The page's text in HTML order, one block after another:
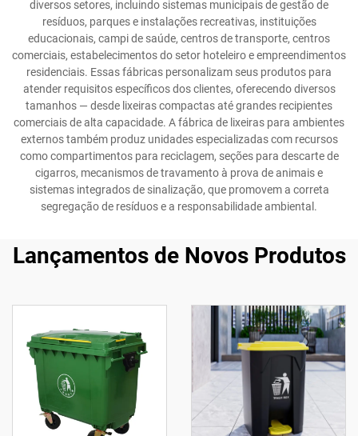
diversos setores, incluindo sistemas municipais de gestão de
resíduos, parques e instalações recreativas, instituições
educacionais, campi de saúde, centros de transporte, centros
comerciais, estabelecimentos do setor hoteleiro e empreendimentos
residenciais. Essas fábricas personalizam seus produtos para
atender requisitos específicos dos clientes, oferecendo diversos
tamanhos — desde lixeiras compactas até grandes recipientes
comerciais de alta capacidade. A fábrica de lixeiras para ambientes
externos também produz unidades especializadas com recursos
como compartimentos para reciclagem, seções para descarte de
cigarros, mecanismos de travamento à prova de animais e
sistemas integrados de sinalização, que promovem a correta
segregação de resíduos e a responsabilidade ambiental.
Lançamentos de Novos Produtos